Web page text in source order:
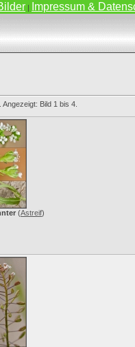
| Impressum &
Bild 1 bis 4.
(Astreif)